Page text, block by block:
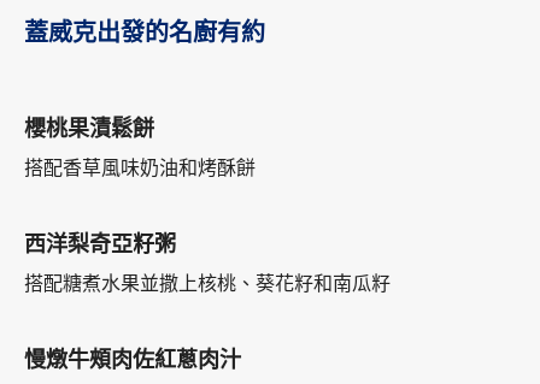
蓋威克出發的名廚有約
櫻桃果漬鬆餅
搭配香草風味奶油和烤酥餅
西洋梨奇亞籽粥
搭配糖煮水果並撒上核桃、葵花籽和南瓜籽
慢燉牛頰肉佐紅蔥肉汁